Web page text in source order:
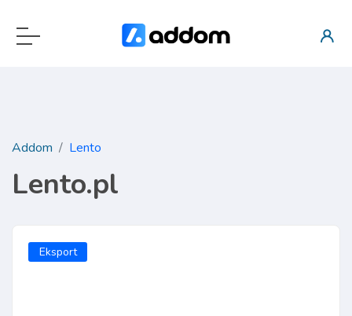
Addom Lento
Lento.pl
Eksport